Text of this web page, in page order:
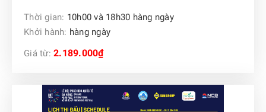
Thời gian: 10h00 và 18h30 hàng ngày
Khởi hành: hàng ngày
Giá từ: 2.189.000₫